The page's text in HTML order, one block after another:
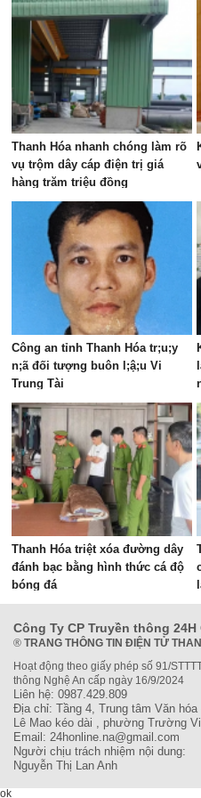
Thanh Hóa nhanh chóng làm rõ
vụ trộm dây cáp điện trị giá
hàng trăm triệu đồng
Công an tỉnh Thanh Hóa tr;u;y
n;ã đối tượng buôn l;ậ;u Vi
Trung Tài
Thanh Hóa triệt xóa đường dây
đánh bạc bằng hình thức cá độ
bóng đá
Công Ty CP Truyền thông 24H
® TRANG THÔNG TIN ĐIỆN TỬ
Hoạt động theo giấy phép số 91/
thông Nghệ An cấp ngày 16/9/2024
Liên hệ: 0987.429.809
Địa chỉ: Tầng 4, Trung tâm Văn
Lê Mao kéo dài , phường Trường
Email: 24honline.na@gmail.com
Người chịu trách nhiệm nội dung:
Nguyễn Thị Lan Anh
ok